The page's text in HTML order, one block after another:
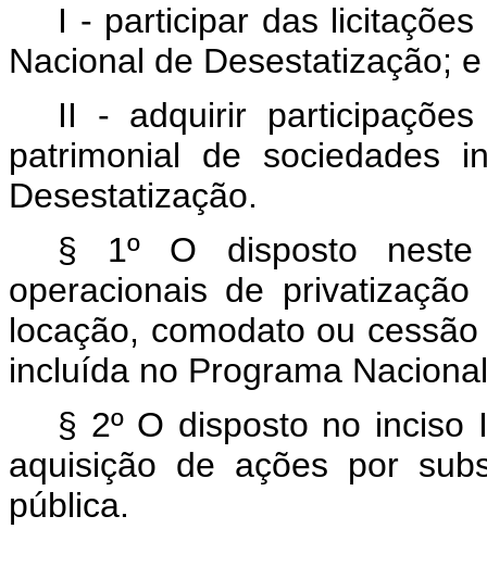
I - participar das
Nacional de Desestatização; e
II - adquirir
patrimonial de sociedades
Desestatização.
§ 1º O disposto neste
operacionais de
locação, comodato ou
incluída no Programa
§ 2º O disposto no
aquisição de ações por
pública.